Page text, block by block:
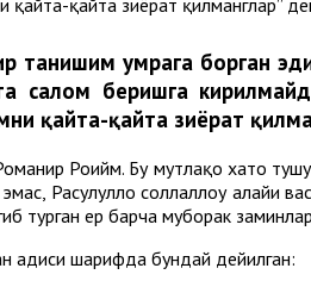
танишим умрага борган
салом беришга
қайта-қайта зиёрат
Роҳийм. Бу мутлақо хато
Расулуллоҳ соллаллоҳу алайҳи
турган ер барча муборак
ҳадиси шарифда бундай дейилган: